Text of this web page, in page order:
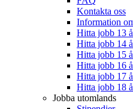
Kontakta oss
Information
Hitta jobb 13
Hitta jobb 14
Hitta jobb 15
Hitta jobb 16
Hitta jobb 17
Hitta jobb 18
Jobba utomlands